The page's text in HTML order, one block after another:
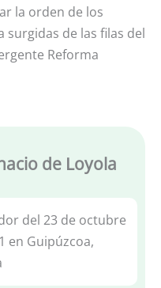
la orden de los
surgidas de las filas del
Reforma
de Loyola
del 23 de octubre
en Guipúzcoa,